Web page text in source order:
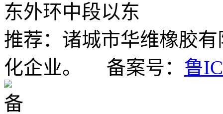
东外环中段以东
推荐： 诸城市华维橡胶
化企业。 备案号： 鲁